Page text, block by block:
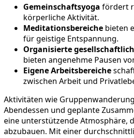
Gemeinschaftsyoga fördert
körperliche Aktivität.
Meditationsbereiche bieten
für geistige Entspannung.
Organisierte
bieten angenehme Pausen
Eigene Arbeitsbereiche
zwischen Arbeit und
Aktivitäten wie
Abendessen und geplante
eine unterstützende Atmosphäre,
abzubauen. Mit einer